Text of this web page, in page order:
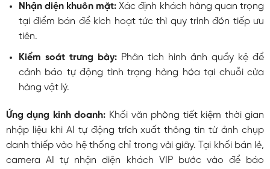
Nhận diện khuôn mặt: Xác định khách hàng quan trọng
tại điểm bán để kích hoạt tức thì quy trình đón tiếp ưu
tiên.
Kiểm soát trưng bày:Phân tích hình ảnh quầy kệ để
cảnh báo tự động tình trạng hàng hóa tại chuỗi cửa
hàng vật lý.
Ứng dụng kinh doanh: Khối văn phòng tiết kiệm thời gian
nhập liệu khi AI tự động trích xuất thông tin từ ảnh chụp
danh thiếp vào hệ thống chỉ trong vài giây. Tại khối bán lẻ,
camera AI tự nhận diện khách VIP bước vào để báo